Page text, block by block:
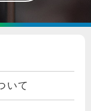
いて